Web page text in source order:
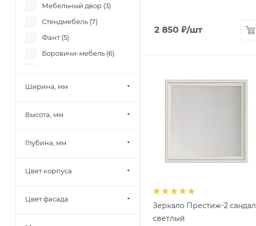
2 850 ₽/шт
Зеркало Престиж-2 сандал
светлый
Мебельный двор (3)
Стендмебель (7)
Фант (5)
Боровичи-мебель (6)
Олмеко (
Mobi (11
Союз-Мебель (
Диал (
Ширина, мм
Высота, мм
Глубина, мм
Цвет корпуса
Цвет фасада